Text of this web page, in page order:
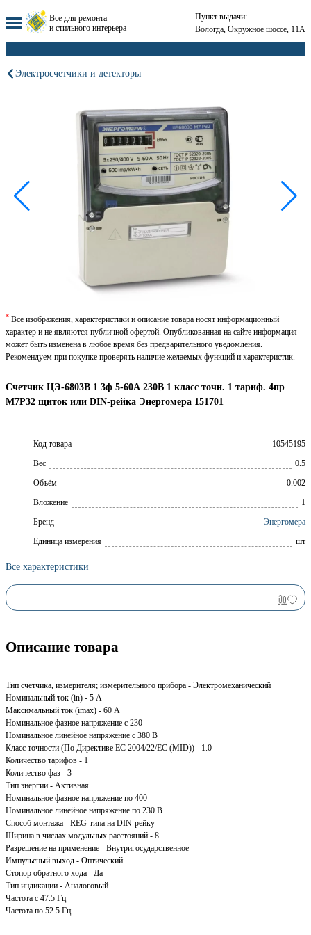
Все для ремонта
и стильного интерьера
Пункт выдачи:
Вологда, Окружное шоссе, 11А
Электросчетчики и детекторы
Счетчик ЦЭ-6803В 1 3ф 5-60А 230В 1 класс точн. 1 тариф. 4пр
М7Р32 щиток или DIN-рейка Энергомера 151701
Код товара
10545195
Вес
0.5
Объём
0.002
Вложение
1
Брeнд
Энергомера
Единица измерения
шт
Все характеристики
* Все изображения, характеристики и описание товара носят информационный
характер и не являются публичной офертой. Опубликованная на сайте информация
может быть изменена в любое время без предварительного уведомления.
Рекомендуем при покупке проверять наличие желаемых функций и характеристик.
Описание товара
Тип счетчика, измерителя; измерительного прибора - Электромеханический
Номинальный ток (in) - 5 А
Максимальный ток (imax) - 60 А
Номинальное фазное напряжение с 230
Номинальное линейное напряжение с 380 В
Класс точности (По Директиве ЕС 2004/22/EC (MID)) - 1.0
Количество тарифов - 1
Количество фаз - 3
Тип энергии - Активная
Номинальное фазное напряжение по 400
Номинальное линейное напряжение по 230 В
Способ монтажа - REG-типа на DIN-рейку
Ширина в числах модульных расстояний - 8
Разрешение на применение - Внутригосударственное
Импульсный выход - Оптический
Стопор обратного хода - Да
Тип индикации - Аналоговый
Частота с 47.5 Гц
Частота по 52.5 Гц